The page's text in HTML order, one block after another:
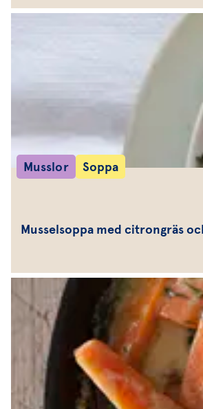
Musslor Soppa
Musselsoppa med citrongräs